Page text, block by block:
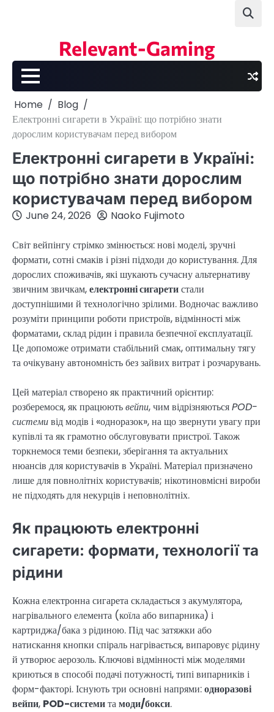
Relevant-Gaming
Home
Blog
Електронні сигарети в Україні: що потрібно знати
дорослим користувачам перед вибором
Електронні сигарети в Україні:
що потрібно знати дорослим
користувачам перед вибором
June 24, 2026 Naoko Fujimoto
Світ вейпінгу стрімко змінюється: нові моделі, зручні
формати, сотні смаків і різні підходи до користування. Для
дорослих споживачів, які шукають сучасну альтернативу
звичним звичкам,електронні сигаретистали
доступнішими й технологічно зрілими. Водночас важливо
розуміти принципи роботи пристроїв, відмінності між
форматами, склад рідин і правила безпечної експлуатації.
Це допоможе отримати стабільний смак, оптимальну тягу
та очікувану автономність без зайвих витрат і розчарувань.
Цей матеріал створено як практичний орієнтир:
розберемося, як працюютьвейпи, чим відрізняютьсяPOD-
системивід модів і «одноразок», на що звернути увагу при
купівлі та як грамотно обслуговувати пристрої. Також
торкнемося теми безпеки, зберігання та актуальних
нюансів для користувачів в Україні. Матеріал призначено
лише для повнолітніх користувачів; нікотиновмісні вироби
не підходять для некурців і неповнолітніх.
Як працюють електронні
сигарети: формати, технології та
рідини
Кожна електронна сигарета складається з акумулятора,
нагрівального елемента (коїла або випарника) і
картриджа/бака з рідиною. Під час затяжки або
натискання кнопки спіраль нагрівається, випаровує рідину
й утворює аерозоль. Ключові відмінності між моделями
криються в способі подачі потужності, типі випарників і
форм-факторі. Існують три основні напрями:одноразові
вейпи, POD-системитамоди/бокси.